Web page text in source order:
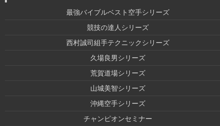
最強バイブルベスト空手シリーズ
競技の達人シリーズ
西村誠司組手テクニックシリーズ
久場良男シリーズ
荒賀道場シリーズ
山城美智シリーズ
沖縄空手シリーズ
チャンピオンセミナー